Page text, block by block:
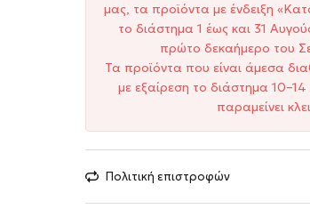
μας, τα προϊόντα με ένδειξη
το διάστημα 1 έως και 31
πρώτο δεκαήμερο του
Τα προϊόντα που είναι άμεσα
με εξαίρεση το διάστημα
παραμείνει
Πολιτική επιστροφών